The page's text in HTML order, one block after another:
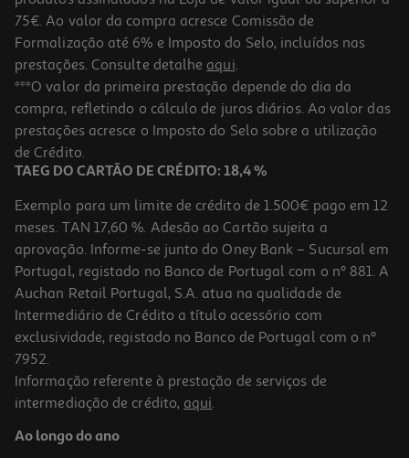
75€. Ao valor da compra acresce Comissão de
Formalização até 6% e Imposto do Selo, incluídos nas
prestações. Consulte detalhe aqui.
***O valor da primeira prestação depende do dia da
compra, refletindo o cálculo de juros diários. Ao valor das
prestações acresce o Imposto do Selo sobre a utilização
de Crédito.
TAEG DO CARTÃO DE CRÉDITO: 18,4 %
Exemplo para um limite de crédito de 1.500€ pago em 12
meses. TAN 17,60 %. Adesão ao Cartão sujeita a
aprovação. Informe-se junto do Oney Bank – Sucursal em
Portugal, registado no Banco de Portugal com o nº 881. A
Auchan Retail Portugal, S.A. atua na qualidade de
Intermediário de Crédito a título acessório com
exclusividade, registado no Banco de Portugal com o nº
7952.
Informação referente à prestação de serviços de
intermediação de crédito, aqui.
Ao longo do ano